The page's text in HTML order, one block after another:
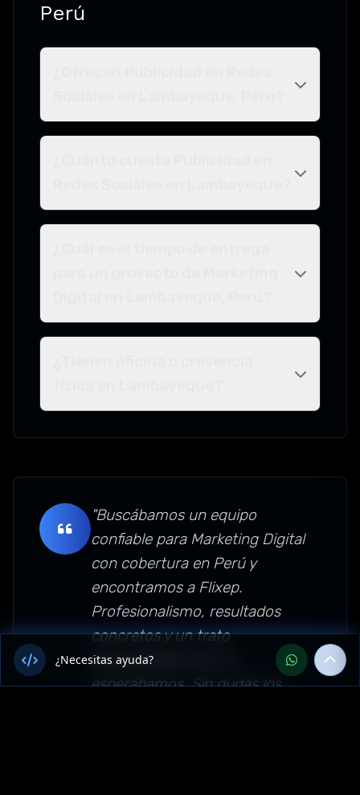
Perú
"Buscábamos un equipo
confiable para Marketing Digital
con cobertura en Perú y
encontramos a Flixep.
Profesionalismo, resultados
concretos y un trato
personalizado que no
esperábamos. Sin dudas los
¿Necesitas ayuda?